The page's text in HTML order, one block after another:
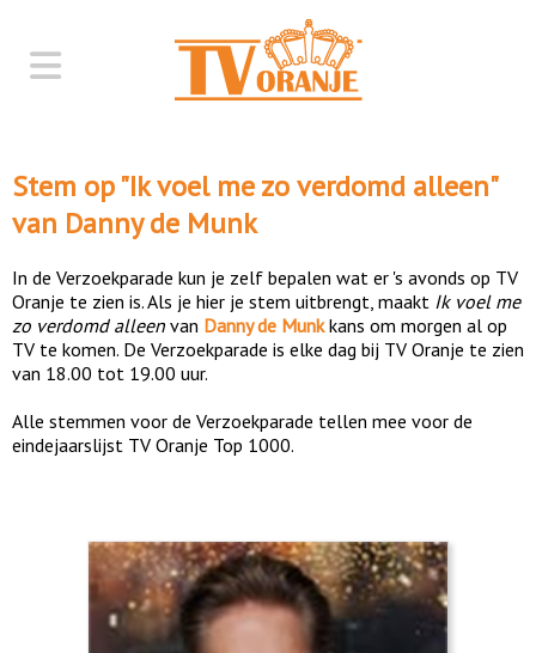
Stem op "Ik voel me zo verdomd alleen"
van Danny de Munk
In de Verzoekparade kun je zelf bepalen wat er 's avonds op TV
Oranje te zien is. Als je hier je stem uitbrengt, maakt Ik voel me
zo verdomd alleen van Danny de Munkkans om morgen al op
TV te komen. De Verzoekparade is elke dag bij TV Oranje te zien
van 18.00 tot 19.00 uur.
Alle stemmen voor de Verzoekparade tellen mee voor de
eindejaarslijst TV Oranje Top 1000.